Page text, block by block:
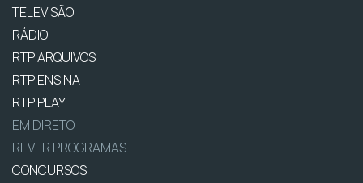
TELEVISÃO
RÁDIO
RTP ARQUIVOS
RTP ENSINA
RTP PLAY
EM DIRETO
REVER PROGRAMAS
CONCURSOS